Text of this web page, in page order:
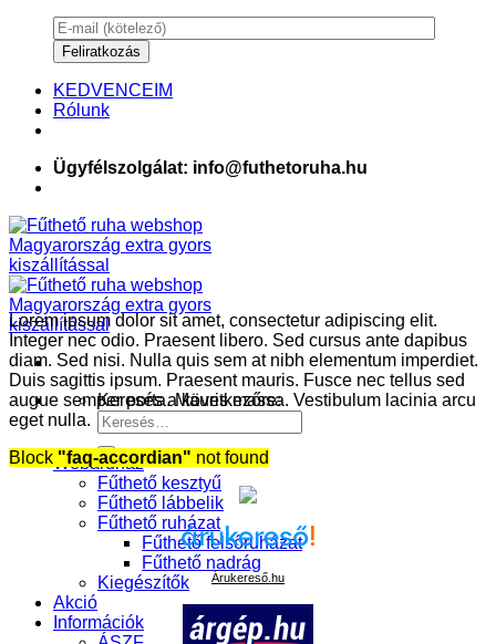
KEDVENCEIM
Rólunk
Ügyfélszolgálat: info@futhetoruha.hu
Keresés a következőre:
Webáruház
Fűthető kesztyű
Fűthető lábbelik
Fűthető ruházat
Fűthető felsőruházat
Fűthető nadrág
Kiegészítők
Akció
Információk
Lorem ipsum dolor sit amet, consectetur adipiscing elit.
Integer nec odio. Praesent libero. Sed cursus ante dapibus
diam. Sed nisi. Nulla quis sem at nibh elementum imperdiet.
Duis sagittis ipsum. Praesent mauris. Fusce nec tellus sed
augue semper porta. Mauris massa. Vestibulum lacinia arcu
eget nulla.
Block "faq-accordian" not found
Árukereső.hu